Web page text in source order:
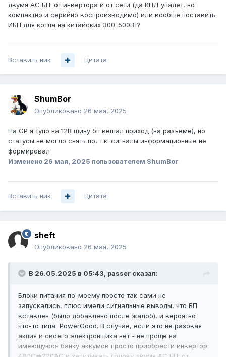
двумя AC БП: от инвертора и от сети (да КПД упадет, но
компактно и серийно воспроизводимо) или вообще поставить
ИБП для котла на китайских 300-500Вт?
Вставить ник Цитата
ShumBor
Опубликовано 26 мая, 2025
На GP я тупо на 12В шину бп вешал приход (на разъеме), но
статусы не могло снять по, т.к. сигналы информационные не
формировал
Изменено 26 мая, 2025 пользователем ShumBor
Вставить ник Цитата
sheft
Опубликовано 26 мая, 2025
В 26.05.2025 в 05:43, passer сказал:
Блоки питания по-моему просто так сами не
запускались, плюс имели сигнальные выводы, что БП
вставлен (было добавлено после жалоб), и вероятно
что-то типа PowerGood. В случае, если это не разовая
акция и своего электронщика нет - не проще на
имеющуюся банку аккумов просто приобрести инвертор